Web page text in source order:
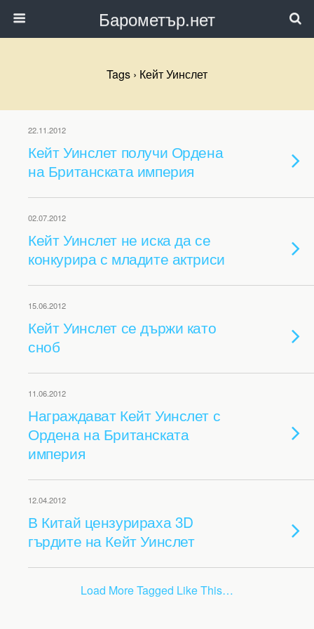
Барометър.нет
Tags › Кейт Уинслет
22.11.2012
Кейт Уинслет получи Ордена
на Британската империя
02.07.2012
Кейт Уинслет не иска да се
конкурира с младите актриси
15.06.2012
Кейт Уинслет се държи като
сноб
11.06.2012
Награждават Кейт Уинслет с
Ордена на Британската
империя
12.04.2012
В Китай цензурираха 3D
гърдите на Кейт Уинслет
Load More Tagged Like This…